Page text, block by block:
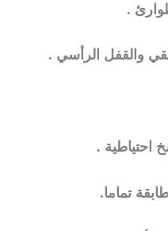
.
والقفل الرأسي .
احتياطية .
تماما.